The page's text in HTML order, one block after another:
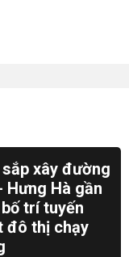
xây đường
Hưng Hà gần
trí tuyến
đô thị chạy